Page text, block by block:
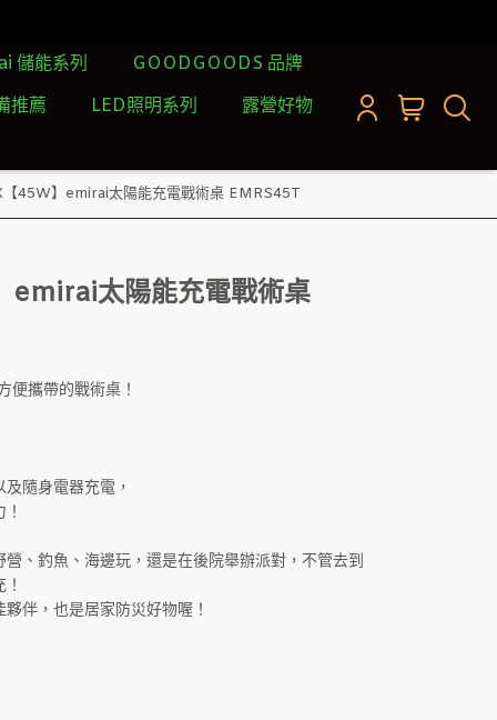
儲能系列
GOODGOODS 品牌
推薦
LED照明系列 露營好物
45W】emirai太陽能充電戰術桌 EMRS45T
emirai太陽能充電戰術桌
便攜帶的戰術桌！
隨身電器充電，
、釣魚、海邊玩，還是在後院舉辦派對，不管去到
伴，也是居家防災好物喔！